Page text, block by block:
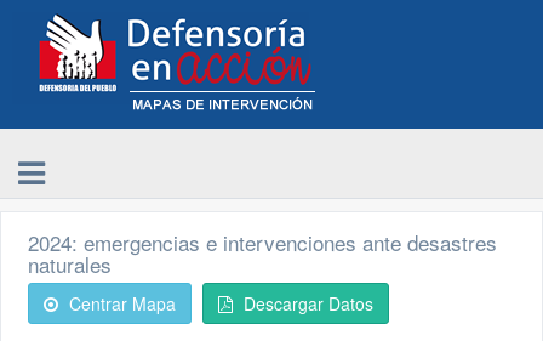
2024: emergencias e intervenciones ante desastres
naturales
Centrar Mapa Descargar Datos